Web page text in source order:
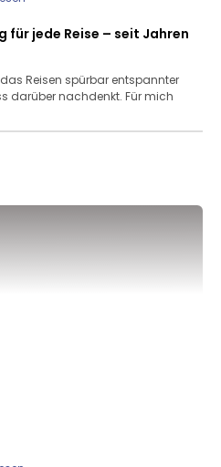
für jede Reise – seit Jahren
Reisen spürbar entspannter
darüber nachdenkt. Für mich